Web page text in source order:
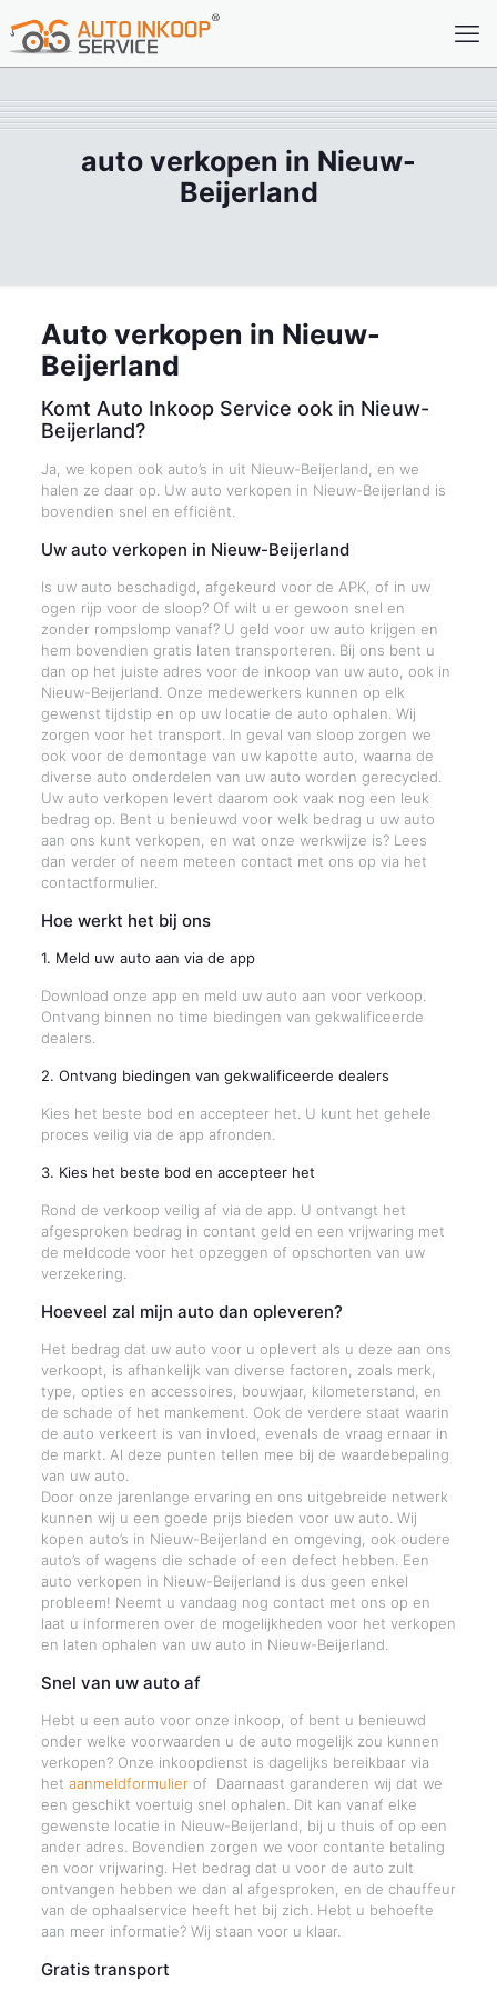
auto verkopen in Nieuw-
Beijerland
Auto verkopen in Nieuw-
Beijerland
Komt Auto Inkoop Service ook in Nieuw-
Beijerland?
Ja, we kopen ook auto’s in uit Nieuw-Beijerland, en we
halen ze daar op. Uw auto verkopen in Nieuw-Beijerland is
bovendien snel en efficiënt.
Uw auto verkopen in Nieuw-Beijerland
Is uw auto beschadigd, afgekeurd voor de APK, of in uw
ogen rijp voor de sloop? Of wilt u er gewoon snel en
zonder rompslomp vanaf? U geld voor uw auto krijgen en
hem bovendien gratis laten transporteren. Bij ons bent u
dan op het juiste adres voor de inkoop van uw auto, ook in
Nieuw-Beijerland. Onze medewerkers kunnen op elk
gewenst tijdstip en op uw locatie de auto ophalen. Wij
zorgen voor het transport. In geval van sloop zorgen we
ook voor de demontage van uw kapotte auto, waarna de
diverse auto onderdelen van uw auto worden gerecycled.
Uw auto verkopen levert daarom ook vaak nog een leuk
bedrag op. Bent u benieuwd voor welk bedrag u uw auto
aan ons kunt verkopen, en wat onze werkwijze is? Lees
dan verder of neem meteen contact met ons op via het
contactformulier.
Hoe werkt het bij ons
1. Meld uw auto aan via de app
Download onze app en meld uw auto aan voor verkoop.
Ontvang binnen no time biedingen van gekwalificeerde
dealers.
2. Ontvang biedingen van gekwalificeerde dealers
Kies het beste bod en accepteer het. U kunt het gehele
proces veilig via de app afronden.
3. Kies het beste bod en accepteer het
Rond de verkoop veilig af via de app. U ontvangt het
afgesproken bedrag in contant geld en een vrijwaring met
de meldcode voor het opzeggen of opschorten van uw
verzekering.
Hoeveel zal mijn auto dan opleveren?
Het bedrag dat uw auto voor u oplevert als u deze aan ons
verkoopt, is afhankelijk van diverse factoren, zoals merk,
type, opties en accessoires, bouwjaar, kilometerstand, en
de schade of het mankement. Ook de verdere staat waarin
de auto verkeert is van invloed, evenals de vraag ernaar in
de markt. Al deze punten tellen mee bij de waardebepaling
van uw auto.
Door onze jarenlange ervaring en ons uitgebreide netwerk
kunnen wij u een goede prijs bieden voor uw auto. Wij
kopen auto’s in Nieuw-Beijerland en omgeving, ook oudere
auto’s of wagens die schade of een defect hebben. Een
auto verkopen in Nieuw-Beijerland is dus geen enkel
probleem! Neemt u vandaag nog contact met ons op en
laat u informeren over de mogelijkheden voor het verkopen
en laten ophalen van uw auto in Nieuw-Beijerland.
Snel van uw auto af
Hebt u een auto voor onze inkoop, of bent u benieuwd
onder welke voorwaarden u de auto mogelijk zou kunnen
verkopen? Onze inkoopdienst is dagelijks bereikbaar via
het aanmeldformulierof Daarnaast garanderen wij dat we
een geschikt voertuig snel ophalen. Dit kan vanaf elke
gewenste locatie in Nieuw-Beijerland, bij u thuis of op een
ander adres. Bovendien zorgen we voor contante betaling
en voor vrijwaring. Het bedrag dat u voor de auto zult
ontvangen hebben we dan al afgesproken, en de chauffeur
van de ophaalservice heeft het bij zich. Hebt u behoefte
aan meer informatie? Wij staan voor u klaar.
Gratis transport